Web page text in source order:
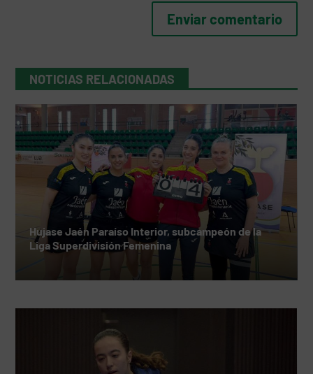
NOTICIAS RELACIONADAS
Hujase Jaén Paraíso Interior, subcampeón de la
Liga Superdivisión Femenina